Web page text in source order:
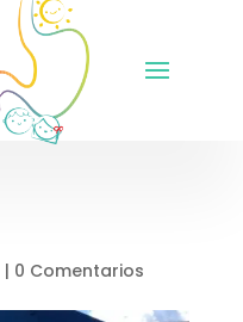
| 0 Comentarios